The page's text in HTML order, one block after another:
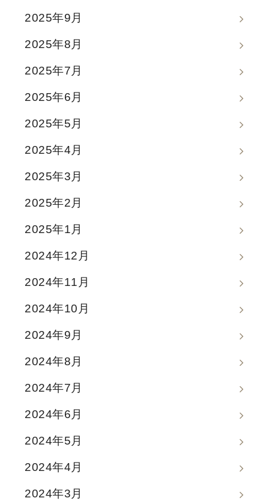
2025年9月
2025年8月
2025年7月
2025年6月
2025年5月
2025年4月
2025年3月
2025年2月
2025年1月
2024年12月
2024年11月
2024年10月
2024年9月
2024年8月
2024年7月
2024年6月
2024年5月
2024年4月
2024年3月